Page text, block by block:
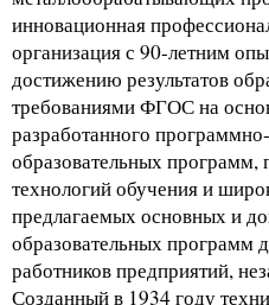
инновационная
организация с 90-летним
достижению результатов
требованиями ФГОС на
разработанного
образовательных программ,
технологий обучения и
предлагаемых основных и
образовательных программ
работников предприятий,
Созданный в 1934 году